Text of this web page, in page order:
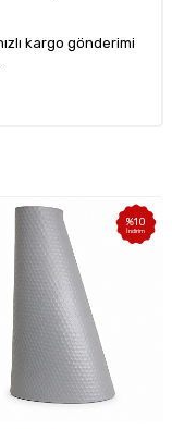
kargo gönderimi
10
İndirim